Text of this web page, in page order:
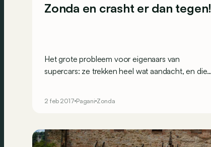
Zonda en crasht er dan tegen!
Het grote probleem voor eigenaars van
supercars: ze trekken heel wat aandacht, en die
2 feb 2017 Pagani Zonda